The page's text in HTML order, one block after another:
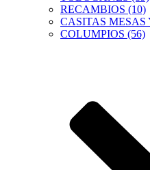
RECAMBIOS (10)
CASITAS MESAS
COLUMPIOS (56)